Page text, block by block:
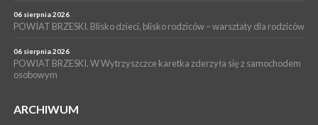
06 sierpnia 2026
POWIAT BRZESKI. Blisko dzieci, blisko rodziców – warsztaty dla rodziców
06 sierpnia 2026
POWIAT BRZESKI. W Wytrzyszczce karetka zderzyła się z samochodem
osobowym
ARCHIWUM